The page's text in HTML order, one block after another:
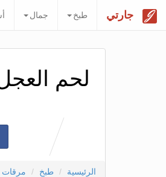
جارتي طبخ جمال
لحم
الرئيسية طبخ مرقات